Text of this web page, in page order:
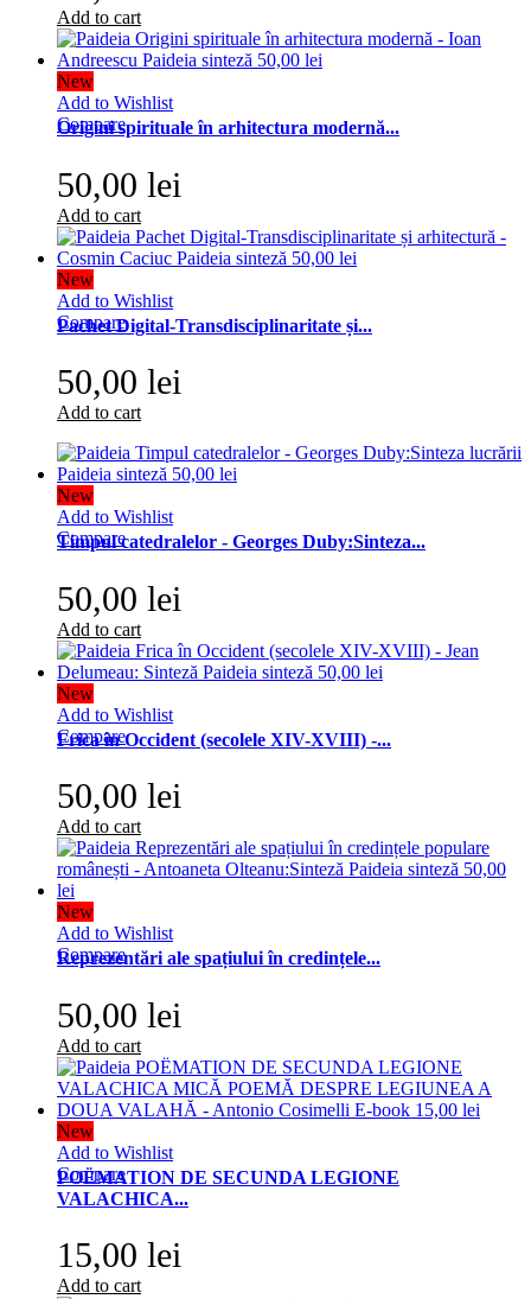
Add to cart
New
Add to Wishlist
Compare
Origini spirituale în arhitectura modernă...
50,00 lei
Add to cart
New
Add to Wishlist
Compare
Pachet Digital-Transdisciplinaritate și...
50,00 lei
Add to cart
New
Add to Wishlist
Compare
Timpul catedralelor - Georges Duby:Sinteza...
50,00 lei
Add to cart
New
Add to Wishlist
Compare
Frica în Occident (secolele XIV-XVIII) -...
50,00 lei
Add to cart
New
Add to Wishlist
Compare
Reprezentări ale spațiului în credințele...
50,00 lei
Add to cart
New
Add to Wishlist
Compare
POËMATION DE SECUNDA LEGIONE
VALACHICA...
15,00 lei
Add to cart